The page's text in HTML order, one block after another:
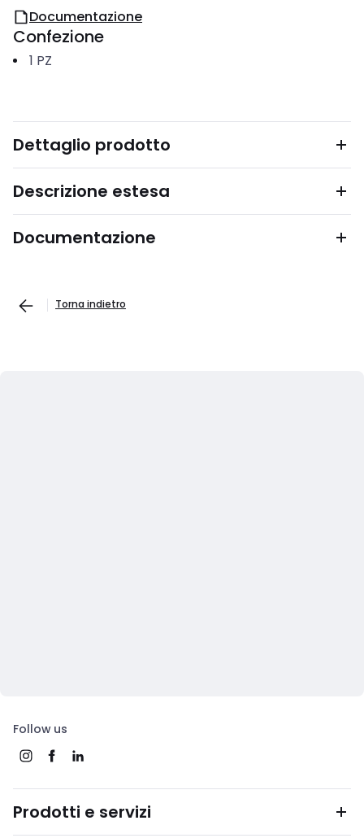
Documentazione
Confezione
1 PZ
Dettaglio prodotto
Descrizione estesa
Documentazione
Torna indietro
Follow us
Prodotti e servizi